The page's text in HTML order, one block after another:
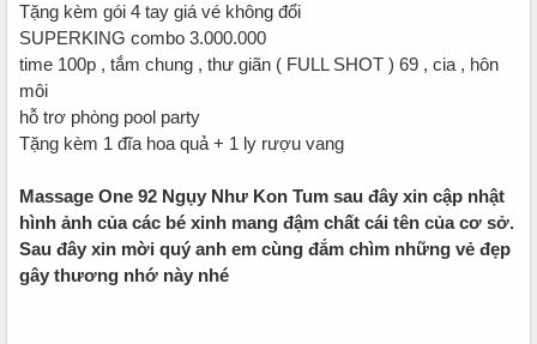
Tặng kèm gói 4 tay giá vé không đổi
SUPERKING combo 3.000.000
time 100p , tắm chung , thư giãn ( FULL SHOT ) 69 , cia , hôn
môi
hỗ trơ phòng pool party
Tặng kèm 1 đĩa hoa quả + 1 ly rượu vang
Massage One 92 Ngụy Như Kon Tum sau đây xin cập nhật
hình ảnh của các bé xinh mang đậm chất cái tên của cơ sở.
Sau đây xin mời quý anh em cùng đắm chìm những vẻ đẹp
gây thương nhớ này nhé